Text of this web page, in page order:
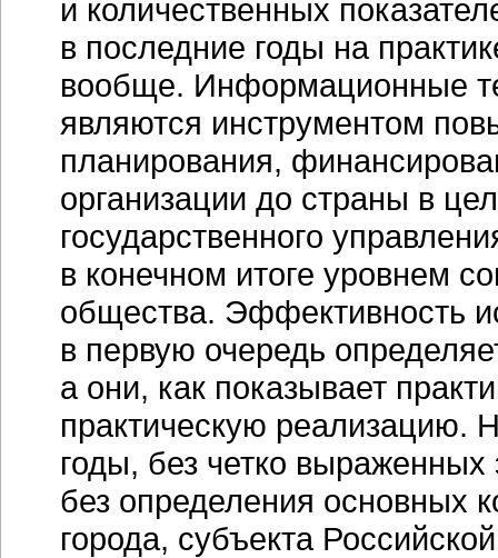
и количественных
в последние годы на
вообще. Информационные
являются инструментом
планирования,
организации до страны в
государственного
в конечном итоге уровнем
общества. Эффективность
в первую очередь
а они, как показывает
практическую реализацию.
годы, без четко выраженных
без определения основных
города, субъекта